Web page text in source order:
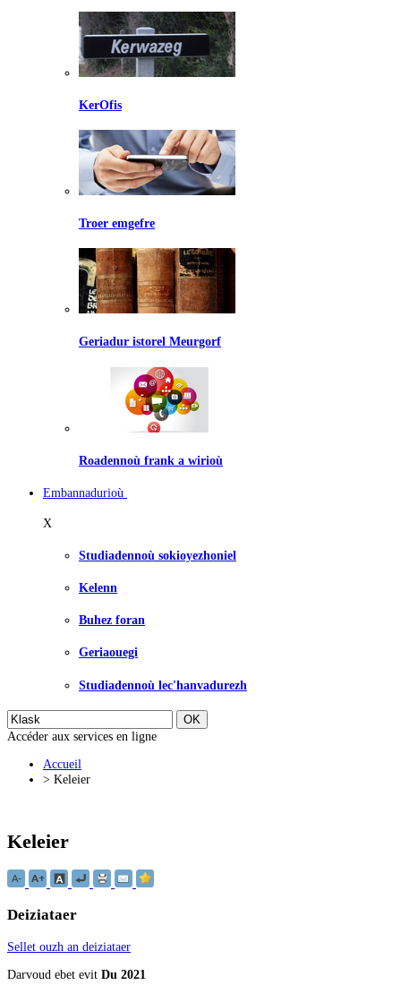
KerOfis
Troer emgefre
Geriadur istorel Meurgorf
Roadennoù frank a wirioù
Embannadurioù
X
Studiadennoù sokioyezhoniel
Kelenn
Buhez foran
Geriaouegi
Studiadennoù lec'hanvadurezh
Accéder aux services en ligne
Accueil
> Keleier
Keleier
Deiziataer
Sellet ouzh an deiziataer
Darvoud ebet evit Du 2021